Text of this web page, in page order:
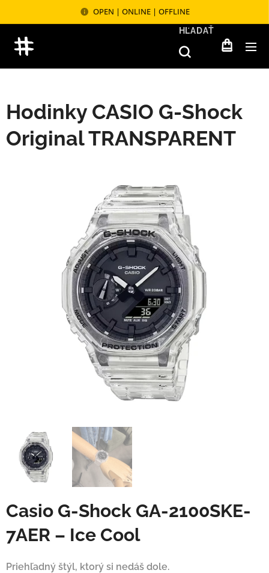
OPEN | ONLINE | OFFLINE
HĽADAŤ
Hodinky CASIO G-Shock
Original TRANSPARENT
Casio G-Shock GA-2100SKE-
7AER – Ice Cool
Priehľadný štýl, ktorý si nedáš dole.